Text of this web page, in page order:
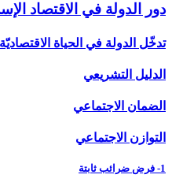
دور الدولة في الاقتصاد
تدخّل الدولة في الحياة الاقتصاديّة
الدليل التشريعي
الضمان الاجتماعي
التوازن الاجتماعي
1- فرض ضرائب ثابتة